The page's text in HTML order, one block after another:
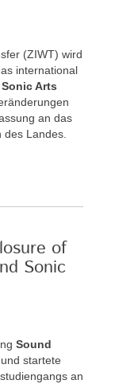
(ZIWT) wird
international
Arts
an das
Landes.
of
Sonic
Sound
und startete
an